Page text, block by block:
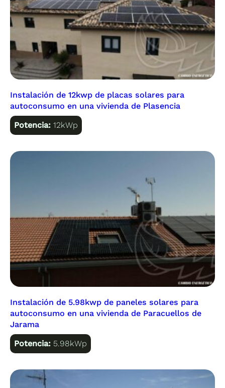
Instalación de 12kwp de placas solares para
autoconsumo en una vivienda de Plasencia
Potencia:12kWp
Instalación de 5.98kwp de paneles solares para
autoconsumo en una vivienda de Paracuellos de
Jarama
Potencia: 5.98kWp